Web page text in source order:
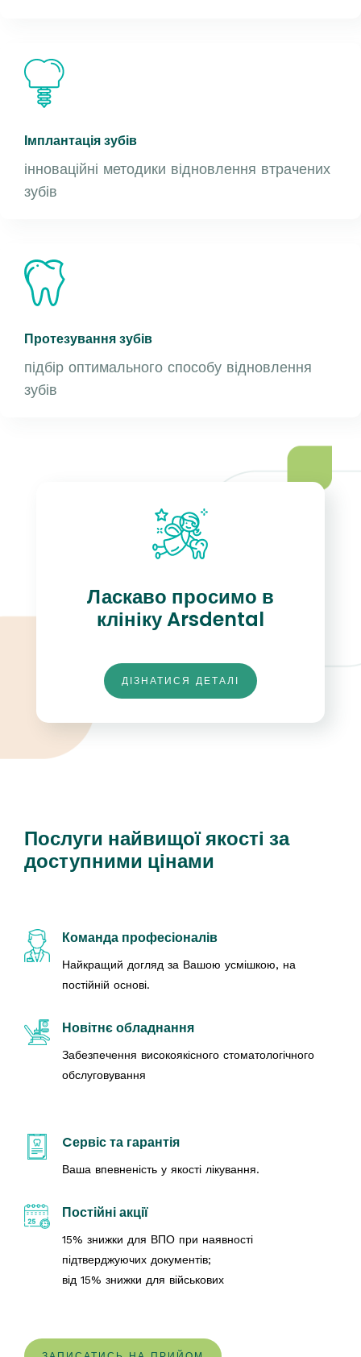
Імплантація зубів
інноваційні методики відновлення втрачених
зубів
Протезування зубів
підбір оптимального способу відновлення
зубів
Ласкаво просимо в
клініку Arsdental
ДІЗНАТИСЯ ДЕТАЛІ
Послуги найвищої якості за
доступними цінами
Команда професіоналів
Найкращий догляд за Вашою усмішкою, на
постійній основі.
Новітнє обладнання
Забезпечення високоякісного стоматологічного
обслуговування
Cервіс та гарантія
Ваша впевненість у якості лікування.
Постійні акції
15% знижки для ВПО при наявності
підтверджуючих документів;
від 15% знижки для військових